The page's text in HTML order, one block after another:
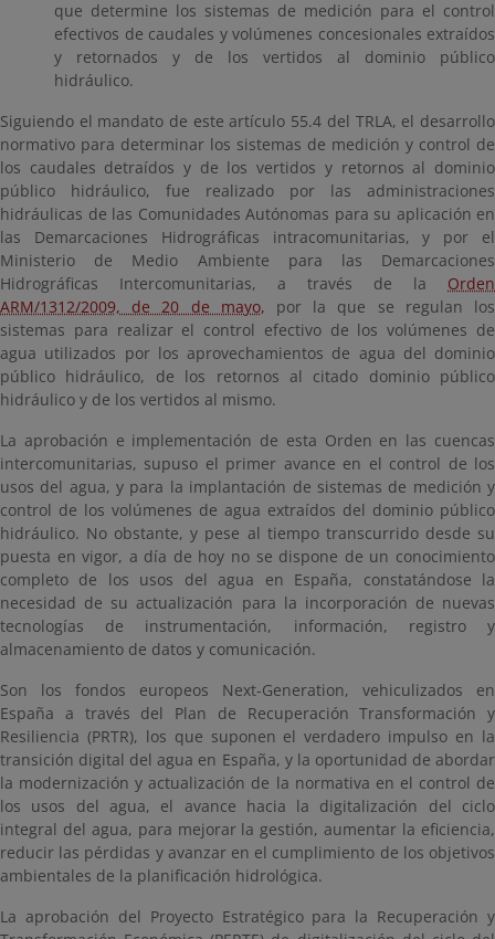
que determine los sistemas de medición para el control
efectivos de caudales y volúmenes concesionales extraídos
y retornados y de los vertidos al dominio público
hidráulico.
Siguiendo el mandato de este artículo 55.4 del TRLA, el desarrollo
normativo para determinar los sistemas de medición y control de
los caudales detraídos y de los vertidos y retornos al dominio
público hidráulico, fue realizado por las administraciones
hidráulicas de las Comunidades Autónomas para su aplicación en
las Demarcaciones Hidrográficas intracomunitarias, y por el
Ministerio de Medio Ambiente para las Demarcaciones
Hidrográficas Intercomunitarias, a través de la Orden
ARM/1312/2009, de 20 de mayo, por la que se regulan los
sistemas para realizar el control efectivo de los volúmenes de
agua utilizados por los aprovechamientos de agua del dominio
público hidráulico, de los retornos al citado dominio público
hidráulico y de los vertidos al mismo.
La aprobación e implementación de esta Orden en las cuencas
intercomunitarias, supuso el primer avance en el control de los
usos del agua, y para la implantación de sistemas de medición y
control de los volúmenes de agua extraídos del dominio público
hidráulico. No obstante, y pese al tiempo transcurrido desde su
puesta en vigor, a día de hoy no se dispone de un conocimiento
completo de los usos del agua en España, constatándose la
necesidad de su actualización para la incorporación de nuevas
tecnologías de instrumentación, información, registro y
almacenamiento de datos y comunicación.
Son los fondos europeos Next-Generation, vehiculizados en
España a través del Plan de Recuperación Transformación y
Resiliencia (PRTR), los que suponen el verdadero impulso en la
transición digital del agua en España, y la oportunidad de abordar
la modernización y actualización de la normativa en el control de
los usos del agua, el avance hacia la digitalización del ciclo
integral del agua, para mejorar la gestión, aumentar la eficiencia,
reducir las pérdidas y avanzar en el cumplimiento de los objetivos
ambientales de la planificación hidrológica.
La aprobación del Proyecto Estratégico para la Recuperación y